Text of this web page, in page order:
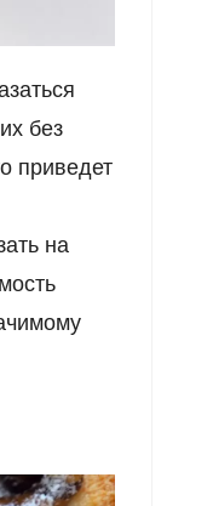
без
приведет
на